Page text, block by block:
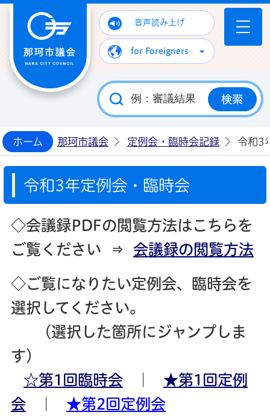
那珂市議会ホームページ
音声読み上げ
for Foreigners
ホーム 那珂市議会 定例会・臨時会記録 令和3
令和3年定例会・臨時会
◇会議録PDFの閲覧方法はこちらを
ご覧ください ⇒ 会議録の閲覧方法
◇ご覧になりたい定例会、臨時会を
選択してください。
（選択した箇所にジャンプしま
す）
☆第1回臨時会｜ ★第1回定例
会｜ ★第2回定例会